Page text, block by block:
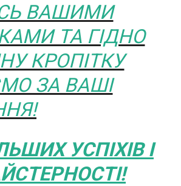
ВАШИМИ
ТА ГІДНО
КРОПІТКУ
ЗА ВАШІ
УСПІХІВ І